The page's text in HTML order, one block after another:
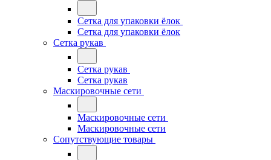
Сетка для упаковки ёлок
Сетка для упаковки ёлок
Сетка рукав
Сетка рукав
Сетка рукав
Маскировочные сети
Маскировочные сети
Маскировочные сети
Сопутствующие товары